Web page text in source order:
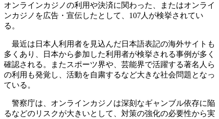
オンラインカジノの利用や決済に関わった、またはオンライ
ンカジノを広告・宣伝したとして、107人が検挙されてい
る。
最近は日本人利用者を見込んだ日本語表記の海外サイトも
多くあり、日本から参加した利用者が検挙される事例が多く
確認される。またスポーツ界や、芸能界で活躍する著名人ら
の利用も発覚し、活動を自粛するなど大きな社会問題となっ
ている。
警察庁は、オンラインカジノは深刻なギャンブル依存に陥
るなどのリスクが大きいとして、対策の強化の必要性から実